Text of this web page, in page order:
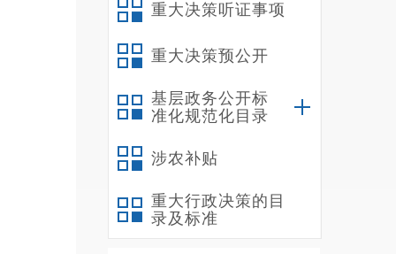
重大决策听证事项
重大决策预公开
基层政务公开标
准化规范化目录
涉农补贴
重大行政决策的目
录及标准